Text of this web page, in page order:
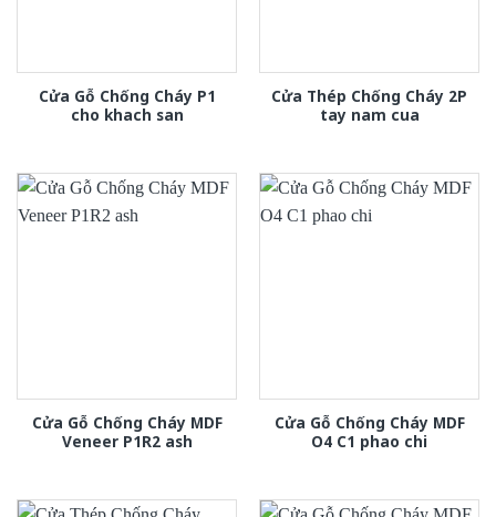
Cửa Gỗ Chống Cháy P1
cho khach san
Cửa Thép Chống Cháy 2P
tay nam cua
Cửa Gỗ Chống Cháy MDF
Veneer P1R2 ash
Cửa Gỗ Chống Cháy MDF
O4 C1 phao chi